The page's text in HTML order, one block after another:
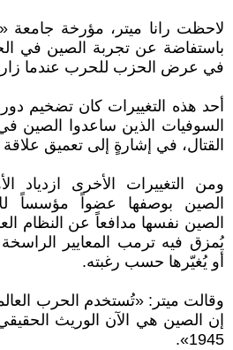
لاحظت رانا ميتر، مؤرخة جامعة
باستفاضة عن تجربة الصين في
في عرض الحزب للحرب عندما
أحد هذه التغييرات كان تضخيم
السوفيات الذين ساعدوا الصين
القتال، في إشارةٍ إلى تعميق
ومن التغييرات الأخرى ازدياد
الصين بوصفها عضواً مؤسساً
الصين نفسها مدافعاً عن النظام
يُمزق فيه ترمب المعايير الراسخة
أو يُغيّرها حسب رغبته.
وقالت ميتر: «تُستخدم الحرب
إن الصين هي الآن الوريث
1945».